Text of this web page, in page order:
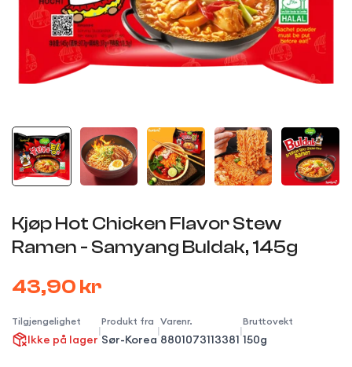
Kjøp Hot Chicken Flavor Stew
Ramen - Samyang Buldak, 145g
43,90 kr
Tilgjengelighet
Ikke på lager
|
Produkt fra
Sør-Korea
|
Varenr.
8801073113381
|
Bruttovekt
150g